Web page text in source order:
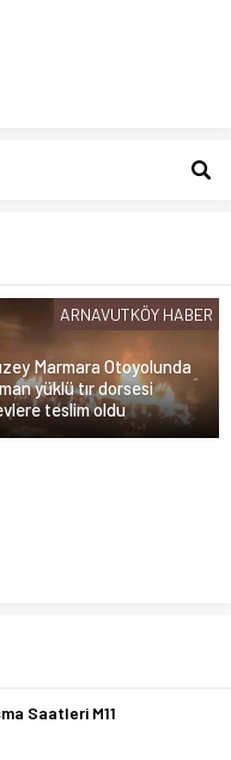
ARNAVUTKÖY HABER
Marmara Otoyolunda
yüklü tır dorsesi
teslim oldu
Saatleri M11